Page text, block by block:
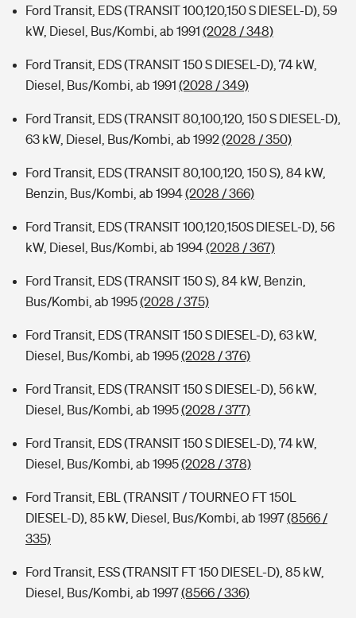
Ford Transit, EDS (TRANSIT 100,120,150 S DIESEL-D), 59
kW, Diesel, Bus/Kombi, ab 1991 (2028 / 348)
Ford Transit, EDS (TRANSIT 150 S DIESEL-D), 74 kW,
Diesel, Bus/Kombi, ab 1991 (2028 / 349)
Ford Transit, EDS (TRANSIT 80,100,120, 150 S DIESEL-D),
63 kW, Diesel, Bus/Kombi, ab 1992(2028 / 350)
Ford Transit, EDS (TRANSIT 80,100,120, 150 S), 84 kW,
Benzin, Bus/Kombi, ab 1994(2028 / 366)
Ford Transit, EDS (TRANSIT 100,120,150S DIESEL-D), 56
kW, Diesel, Bus/Kombi, ab 1994(2028 / 367)
Ford Transit, EDS (TRANSIT 150 S), 84 kW, Benzin,
Bus/Kombi, ab 1995(2028 / 375)
Ford Transit, EDS (TRANSIT 150 S DIESEL-D), 63 kW,
Diesel, Bus/Kombi, ab 1995(2028 / 376)
Ford Transit, EDS (TRANSIT 150 S DIESEL-D), 56 kW,
Diesel, Bus/Kombi, ab 1995(2028 / 377)
Ford Transit, EDS (TRANSIT 150 S DIESEL-D), 74 kW,
Diesel, Bus/Kombi, ab 1995(2028 / 378)
Ford Transit, EBL (TRANSIT / TOURNEO FT 150L
DIESEL-D), 85 kW, Diesel, Bus/Kombi, ab 1997(8566 /
335)
Ford Transit, ESS (TRANSIT FT 150 DIESEL-D), 85 kW,
Diesel, Bus/Kombi, ab 1997(8566 / 336)